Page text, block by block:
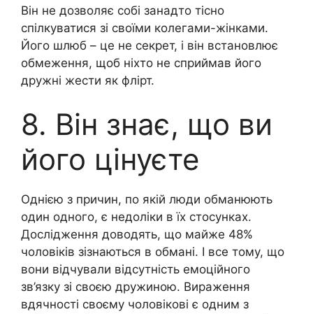
Він не дозволяє собі занадто тісно
спілкуватися зі своїми колегами-жінками.
Його шлюб – це не секрет, і він встановлює
обмеження, щоб ніхто не сприймав його
дружні жести як флірт.
8. Він знає, що ви
його цінуєте
Однією з причин, по якій люди обманюють
один одного, є недоліки в їх стосунках.
Дослідження доводять, що майже 48%
чоловіків зізнаються в обмані. І все тому, що
вони відчували відсутність емоційного
зв’язку зі своєю дружиною. Вираження
вдячності своєму чоловікові є одним з